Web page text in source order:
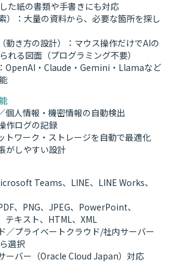
た紙の書類や手書きにも対応
）：大量の資料から、必要な箇所を探し
動き方の設計）：マウス操作だけでAIの
れる図面（プログラミング不要）
OpenAI・Claude・Gemini・Llamaなど
個人情報・機密情報の自動検出
作ログの記録
トワーク・ストレージを自動で最適化
がしやすい設計
Teams、LINE、LINE Works、
、PNG、JPEG、PowerPoint、
テキスト、HTML、XML
／プライベートクラウド/社内サーバー
選択
ーバー（Oracle Cloud Japan）対応